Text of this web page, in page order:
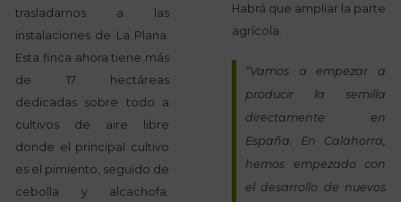
trasladarnos a las
instalaciones de La Plana.
Esta finca ahora tiene más
de 17 hectáreas
dedicadas sobre todo a
cultivos de aire libre
donde el principal cultivo
es el pimiento, seguido de
cebolla y alcachofa.
Habrá que ampliar la parte
agrícola.
“Vamos a empezar a
producir la semilla
directamente en
España. En Calahorra,
hemos empezado con
el desarrollo de nuevos